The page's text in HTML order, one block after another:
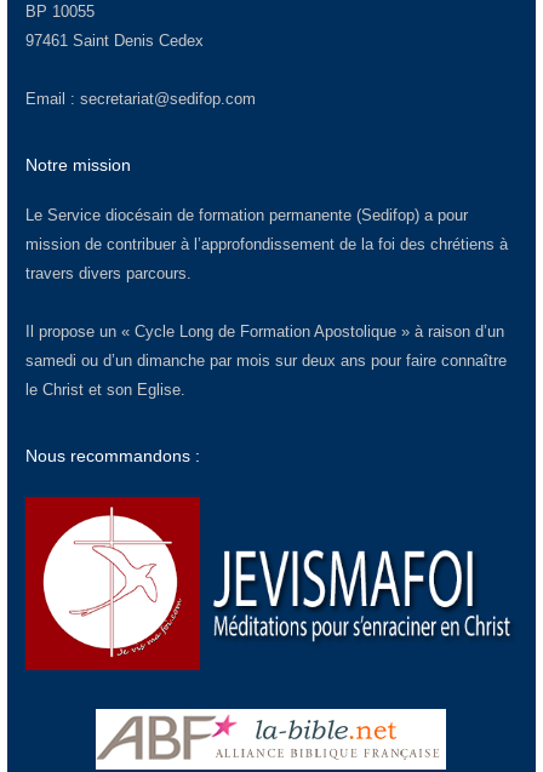
BP 10055
97461 Saint Denis Cedex
Email : secretariat@sedifop.com
Notre mission
Le Service diocésain de formation permanente (Sedifop) a pour
mission de contribuer à l’approfondissement de la foi des chrétiens à
travers divers parcours.
Il propose un « Cycle Long de Formation Apostolique » à raison d’un
samedi ou d’un dimanche par mois sur deux ans pour faire connaître
le Christ et son Eglise.
Nous recommandons :